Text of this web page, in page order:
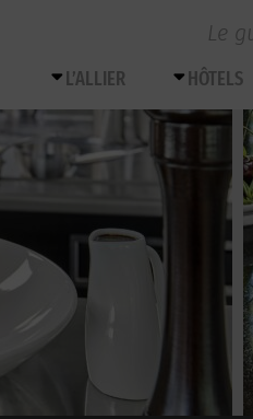
Le
L’ALLIER HÔTELS